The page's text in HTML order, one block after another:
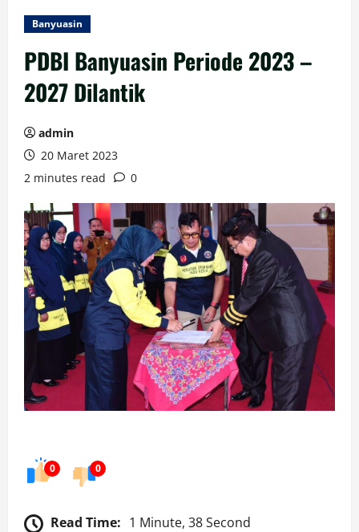
Banyuasin
PDBI Banyuasin Periode 2023 –
2027 Dilantik
admin
20 Maret 2023
2 minutes read
0
0 0
Read Time: 1 Minute, 38 Second